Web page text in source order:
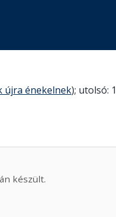
újra énekelnek); utolsó:
készült.